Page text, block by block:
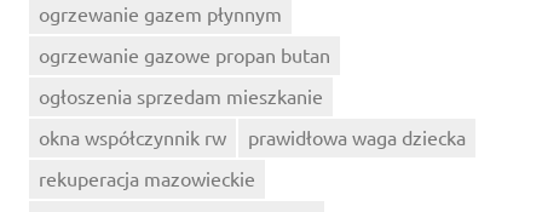
ogrzewanie gazem płynnym
ogrzewanie gazowe propan butan
ogłoszenia sprzedam mieszkanie
okna współczynnik rw
prawidłowa waga dziecka
rekuperacja mazowieckie